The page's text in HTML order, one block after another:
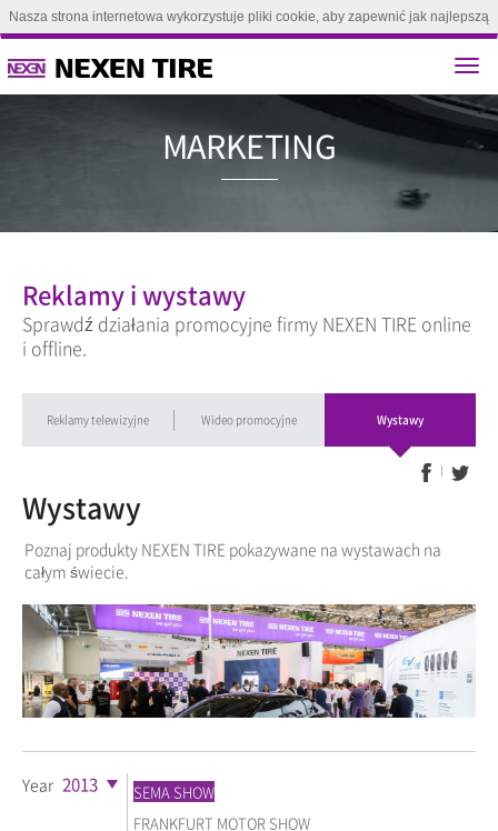
Nasza strona internetowa wykorzystuje pliki cookie, aby zapewnić jak najlepszą
Reklamy i wystawy
Sprawdź działania promocyjne firmy NEXEN TIRE online
i offline.
Reklamy telewizyjne Wideo promocyjne Wystawy
Wystawy
Poznaj produkty NEXEN TIRE pokazywane na wystawach na
całym świecie.
Year 2013
SEMA SHOW
FRANKFURT MOTOR SHOW